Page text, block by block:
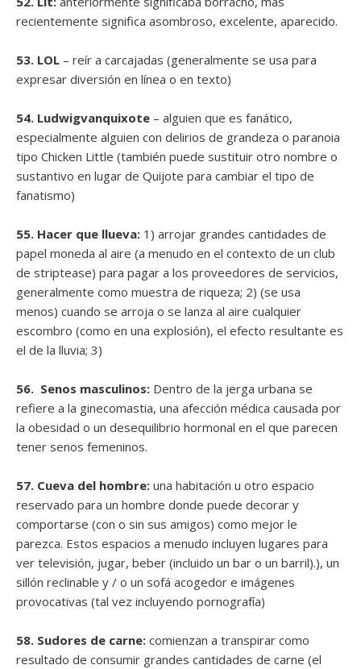
recientemente significa asombroso, excelente, aparecido.
53. LOL – reír a carcajadas (generalmente se usa para
expresar diversión en línea o en texto)
54. Ludwigvanquixote – alguien que es fanático,
especialmente alguien con delirios de grandeza o paranoia
tipo Chicken Little (también puede sustituir otro nombre o
sustantivo en lugar de Quijote para cambiar el tipo de
fanatismo)
55. Hacer que llueva: 1) arrojar grandes cantidades de
papel moneda al aire (a menudo en el contexto de un club
de striptease) para pagar a los proveedores de servicios,
generalmente como muestra de riqueza; 2) (se usa
menos) cuando se arroja o se lanza al aire cualquier
escombro (como en una explosión), el efecto resultante es
el de la lluvia; 3)
56. Senos masculinos: Dentro de la jerga urbana se
refiere a la ginecomastia, una afección médica causada por
la obesidad o un desequilibrio hormonal en el que parecen
tener senos femeninos.
57. Cueva del hombre: una habitación u otro espacio
reservado para un hombre donde puede decorar y
comportarse (con o sin sus amigos) como mejor le
parezca. Estos espacios a menudo incluyen lugares para
ver televisión, jugar, beber (incluido un bar o un barril).), un
sillón reclinable y / o un sofá acogedor e imágenes
provocativas (tal vez incluyendo pornografía)
58. Sudores de carne: comienzan a transpirar como
resultado de consumir grandes cantidades de carne (el